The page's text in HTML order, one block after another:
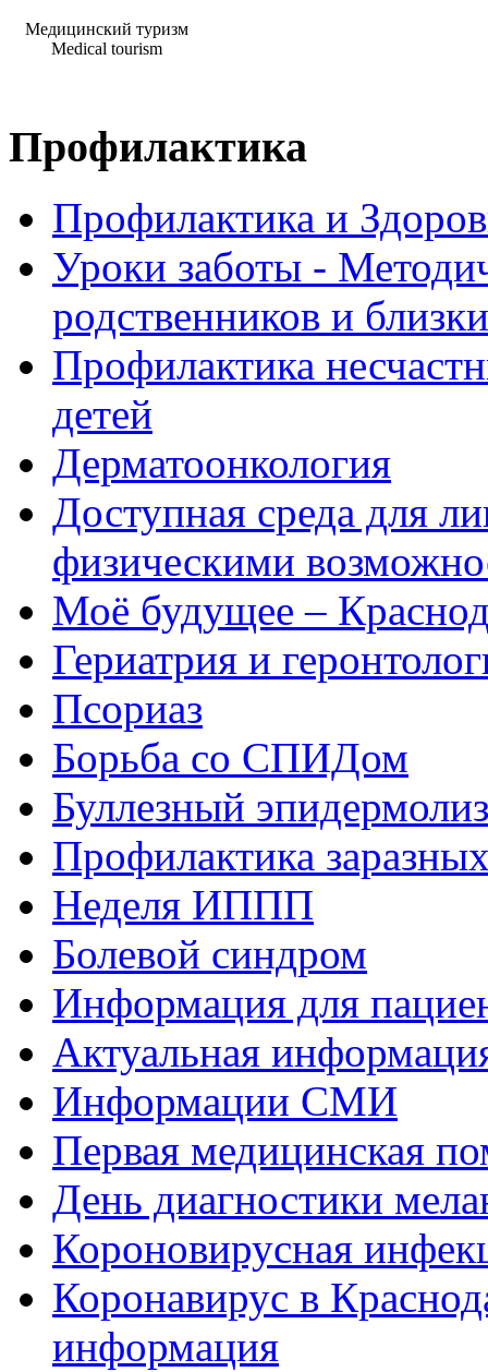
Медицинский туризм
Medical tourism
Профилактика
Профилактика и
Уроки заботы -
родственников и
Профилактика
детей
Дерматоонкология
Доступная среда для
физическими
Моё будущее –
Гериатрия и
Псориаз
Борьба со СПИДом
Буллезный эпидермолиз
Профилактика
Неделя ИППП
Болевой синдром
Информация для
Актуальная
Информации СМИ
Первая медицинская
День диагностики
Короновирусная
Коронавирус в
информация